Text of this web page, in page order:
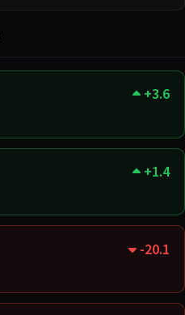
+3.6
+1.4
-20.1